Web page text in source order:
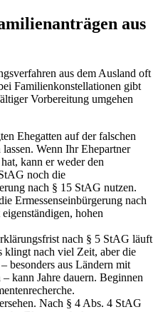
aus
aus dem Ausland oft
Familienkonstellationen gibt
Vorbereitung umgehen
Ehegatten auf der falschen
Wenn Ihr Ehepartner
kann er weder den
noch die
nach § 15 StAG nutzen.
Ermessenseinbürgerung nach
hohen
nach § 5 StAG läuft
klingt nach viel Zeit, aber die
besonders aus Ländern mit
kann Jahre dauern. Beginnen
Nach § 4 Abs. 4 StAG